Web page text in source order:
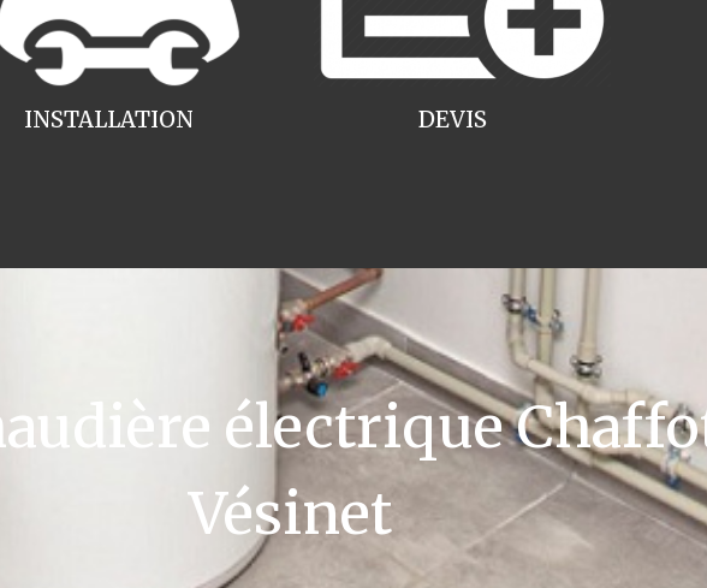
INSTALLATION DEVIS
électrique
Vésinet